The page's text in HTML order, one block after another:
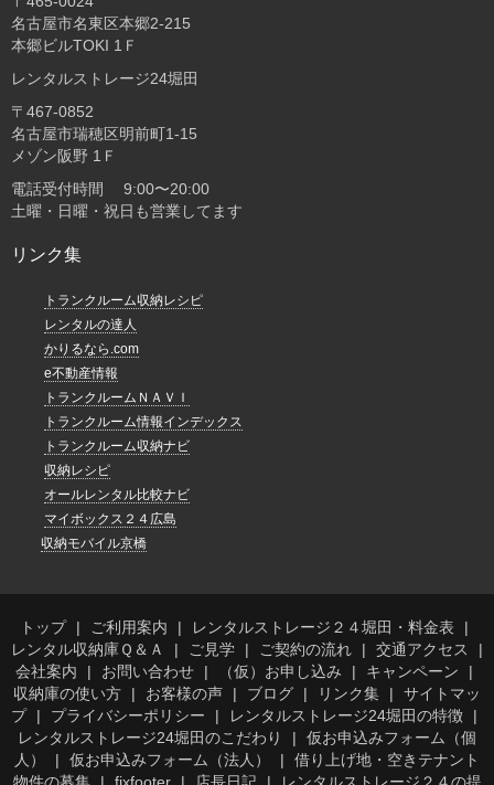
名古屋市名東区本郷2-215
本郷ビルTOKI 1Ｆ
レンタルストレージ24堀田
〒467-0852
名古屋市瑞穂区明前町1-15
メゾン阪野 1Ｆ
電話受付時間 9:00〜20:00
土曜・日曜・祝日も営業してます
リンク集
トランクルーム収納レシピ
レンタルの達人
かりるなら.com
e不動産情報
トランクルームＮＡＶＩ
トランクルーム情報インデックス
トランクルーム収納ナビ
収納レシピ
オールレンタル比較ナビ
マイボックス２４広島
収納モバイル京橋
トップ ご利用案内
レンタルストレージ２４堀田・料金表
レンタル収納庫Ｑ＆Ａ
ご見学 ご契約の流れ
交通アクセス
会社案内
お問い合わせ （仮）お申し込み
キャンペーン
収納庫の使い方
お客様の声 ブログ リンク集
サイトマッ
プ
プライバシーポリシー
レンタルストレージ24堀田の特徴
レンタルストレージ24堀田のこだわり
仮お申込みフォーム（個
人）
仮お申込みフォーム（法人）
借り上げ地・空きテナント